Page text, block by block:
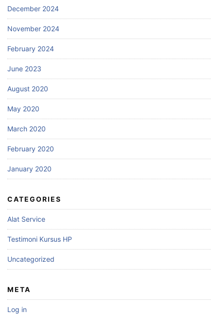
December 2024
November 2024
February 2024
June 2023
August 2020
May 2020
March 2020
February 2020
January 2020
CATEGORIES
Alat Service
Testimoni Kursus HP
Uncategorized
META
Log in